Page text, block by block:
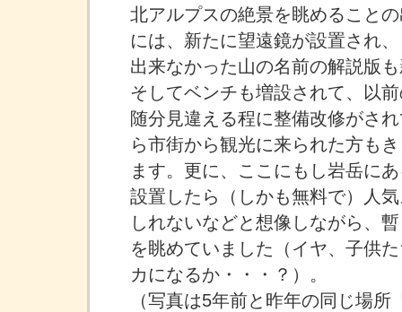
北アルプスの絶景を眺めること
には、新たに望遠鏡が設置され
出来なかった山の名前の解説版
そしてベンチも増設されて、以
随分見違える程に整備改修がさ
ら市街から観光に来られた方も
ます。更に、ここにもし岩岳に
設置したら（しかも無料で）人
しれないなどと想像しながら、
を眺めていました（イヤ、子供
カになるか・・・？）。
（写真は5年前と昨年の同じ場